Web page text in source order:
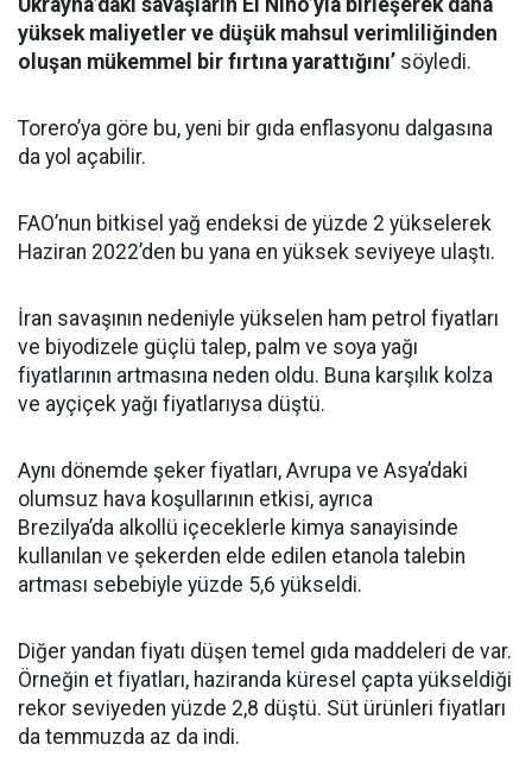
Ukrayna’daki savaşların El Nino’yla birleşerek daha
yüksek maliyetler ve düşük mahsul verimliliğinden
oluşan mükemmel bir fırtına yarattığını’ söyledi.
Torero’ya göre bu, yeni bir gıda enflasyonu dalgasına
da yol açabilir.
FAO’nun bitkisel yağ endeksi de yüzde 2 yükselerek
Haziran 2022’den bu yana en yüksek seviyeye ulaştı.
İran savaşının nedeniyle yükselen ham petrol fiyatları
ve biyodizele güçlü talep, palm ve soya yağı
fiyatlarının artmasına neden oldu. Buna karşılık kolza
ve ayçiçek yağı fiyatlarıysa düştü.
Aynı dönemde şeker fiyatları, Avrupa ve Asya’daki
olumsuz hava koşullarının etkisi, ayrıca
Brezilya’da alkollü içeceklerle kimya sanayisinde
kullanılan ve şekerden elde edilen etanola talebin
artması sebebiyle yüzde 5,6 yükseldi.
Diğer yandan fiyatı düşen temel gıda maddeleri de var.
Örneğin et fiyatları, haziranda küresel çapta yükseldiği
rekor seviyeden yüzde 2,8 düştü. Süt ürünleri fiyatları
da temmuzda az da indi.